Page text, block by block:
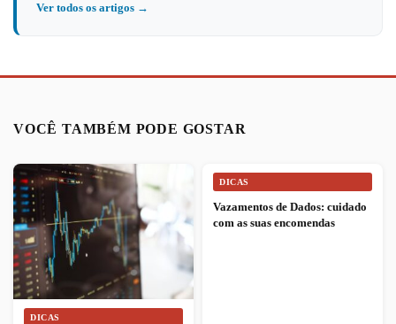
Ver todos os artigos →
VOCÊ TAMBÉM PODE GOSTAR
DICAS
DICAS
Vazamentos de Dados: cuidado
com as suas encomendas